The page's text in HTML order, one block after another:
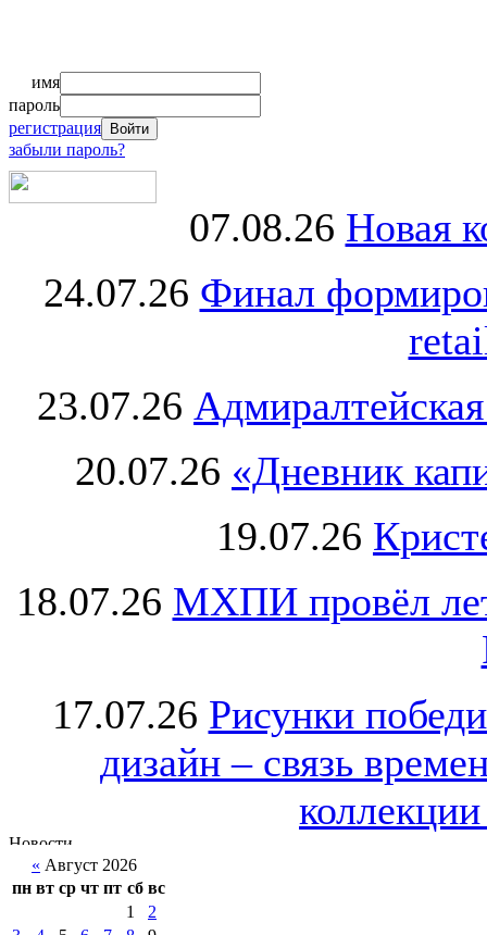
имя
пароль
регистрация
забыли пароль?
07.08.26 Новая
24.07.26 Финал
23.07.26
20.07.26 «Дневник
19.07.26
18.07.26 МХПИ провёл
17.07.26 Рисунки
дизайн – связь
« Август 2026
пн вт ср чт пт сб вс
1
2